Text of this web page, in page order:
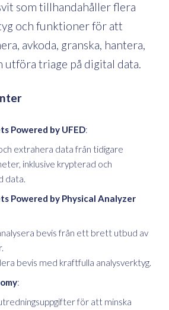
som tillhandahåller flera
och funktioner för att
avkoda, granska, hantera,
utföra triage på digital data.
Powered by UFED:
extrahera data från tidigare
inklusive krypterad och
data.
Powered by Physical Analyzer
bevis från ett brett utbud av
bevis med kraftfulla analysverktyg.
:
för att minska